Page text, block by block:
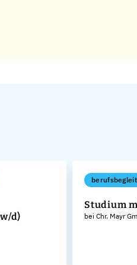
d)
Studium
bei Chr. Mayr